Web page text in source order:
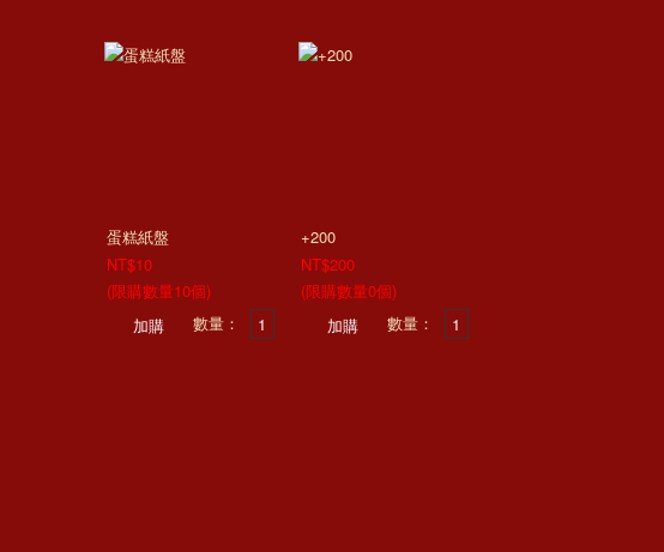
蛋糕紙盤
NT$10
(限購數量10個)
數量：
+200
NT$200
(限購數量0個)
數量：